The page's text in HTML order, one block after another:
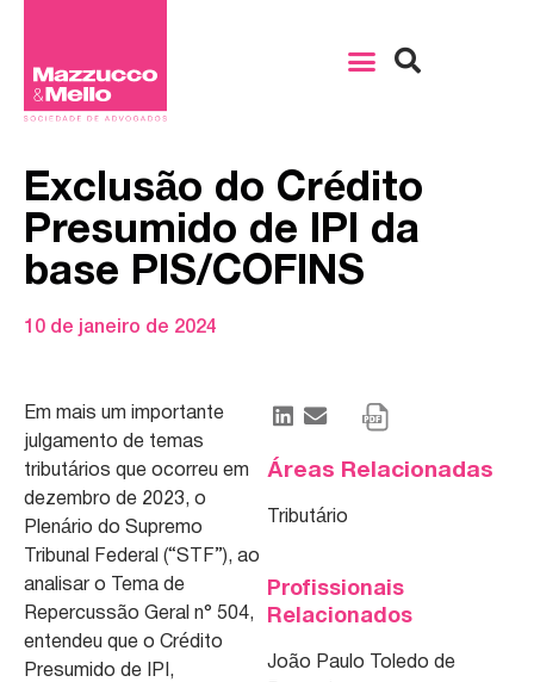
Exclusão do Crédito
Presumido de IPI da
base PIS/COFINS
10 de janeiro de 2024
Em mais um importante
julgamento de temas
tributários que ocorreu em
dezembro de 2023, o
Plenário do Supremo
Tribunal Federal (“STF”), ao
analisar o Tema de
Repercussão Geral n° 504,
entendeu que o Crédito
Presumido de IPI,
Áreas Relacionadas
Tributário
Profissionais
Relacionados
João Paulo Toledo de